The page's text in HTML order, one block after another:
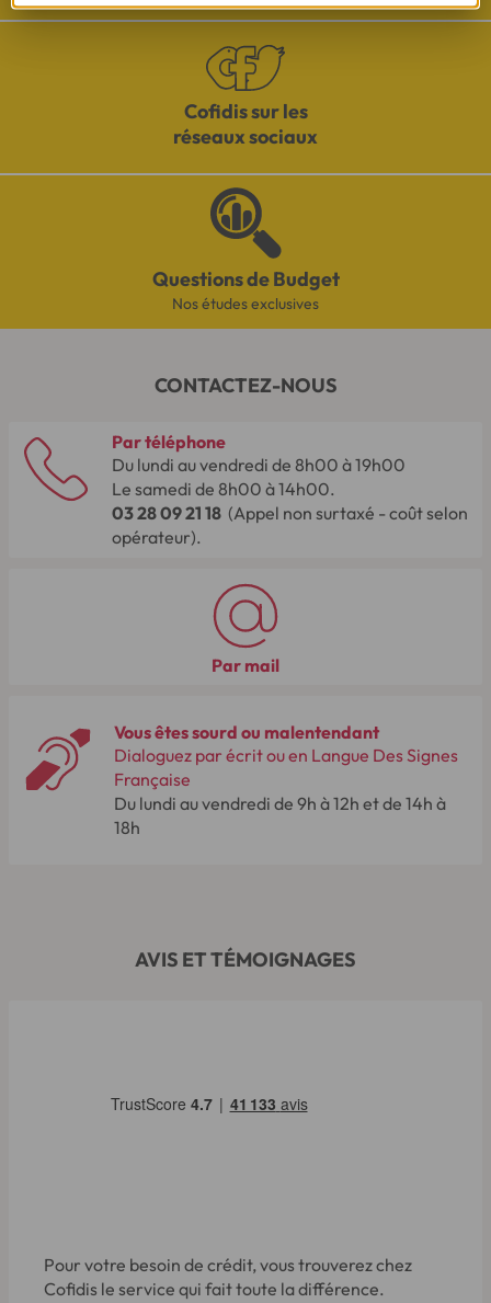
Cofidis sur les
réseaux sociaux
Questions de Budget
Nos études exclusives
CONTACTEZ-NOUS
Par téléphone
Du lundi au vendredi de 8h00 à 19h00
Le samedi de 8h00 à 14h00.
03 28 09 21 18 (Appel non surtaxé - coût selon
opérateur).
Par mail
Vous êtes sourd ou malentendant
Dialoguez par écrit ou en Langue Des Signes
Française
Du lundi au vendredi de 9h à 12h et de 14h à
18h
AVIS ET TÉMOIGNAGES
Pour votre besoin de crédit, vous trouverez chez
Cofidis le service qui fait toute la différence.